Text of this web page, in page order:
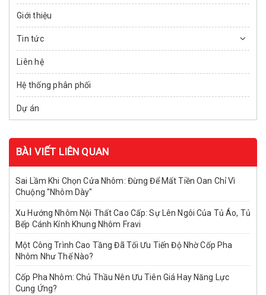
Giới thiệu
Tin tức
Liên hệ
Hệ thống phân phối
Dự án
BÀI VIẾT LIÊN QUAN
Sai Lầm Khi Chọn Cửa Nhôm: Đừng Để Mất Tiền Oan Chỉ Vì
Chuộng "Nhôm Dày"
Xu Hướng Nhôm Nội Thất Cao Cấp: Sự Lên Ngôi Của Tủ Áo, Tủ
Bếp Cánh Kính Khung Nhôm Fravi
Một Công Trình Cao Tầng Đã Tối Ưu Tiến Độ Nhờ Cốp Pha
Nhôm Như Thế Nào?
Cốp Pha Nhôm: Chủ Thầu Nên Ưu Tiên Giá Hay Năng Lực
Cung Ứng?